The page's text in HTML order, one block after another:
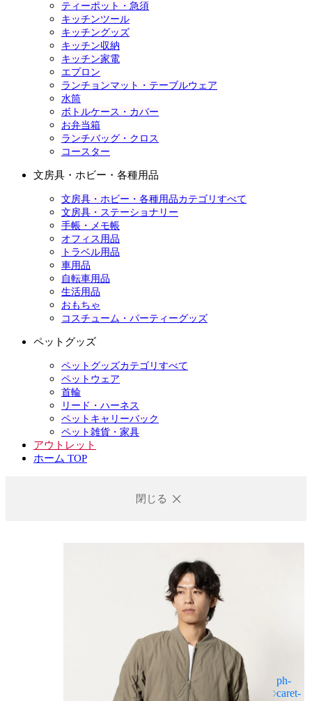
ティーポット・急須
キッチンツール
キッチングッズ
キッチン収納
キッチン家電
エプロン
ランチョンマット・テーブルウェア
水筒
ボトルケース・カバー
お弁当箱
ランチバッグ・クロス
コースター
文房具・ホビー・各種用品
文房具・ホビー・各種用品カテゴリすべて
文房具・ステーショナリー
手帳・メモ帳
オフィス用品
トラベル用品
車用品
自転車用品
生活用品
おもちゃ
コスチューム・パーティーグッズ
ペットグッズ
ペットグッズカテゴリすべて
ペットウェア
首輪
リード・ハーネス
ペットキャリーバック
ペット雑貨・家具
アウトレット
ホーム TOP
閉じる